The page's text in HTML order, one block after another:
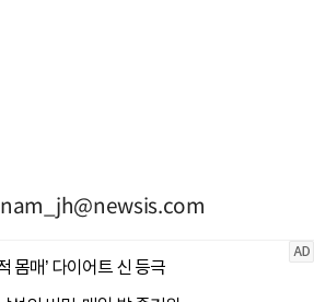
nam_jh@newsis.com